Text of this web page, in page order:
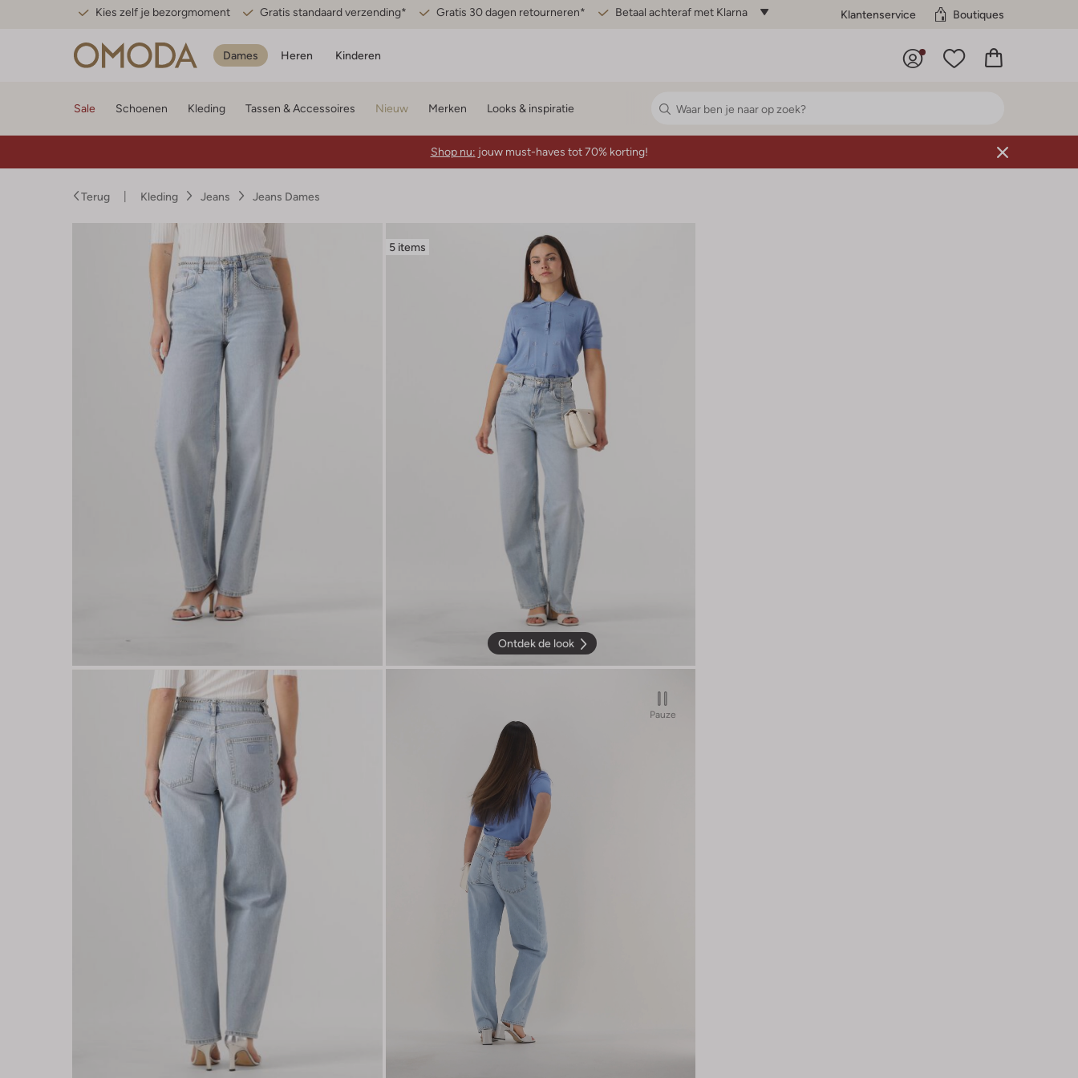
Kies zelf je bezorgmoment Gratis standaard verzending* Gratis 30 dagen retourneren* Betaal achteraf met Klarna Klantenservice Boutiques
Dames Heren Kinderen
Sale Schoenen Kleding Tassen & Accessoires Nieuw Merken Looks & inspiratie
Shop nu: jouw must-haves tot 70% korting!
Terug Kleding Jeans Jeans Dames
5 items
Ontdek de look
Pauze